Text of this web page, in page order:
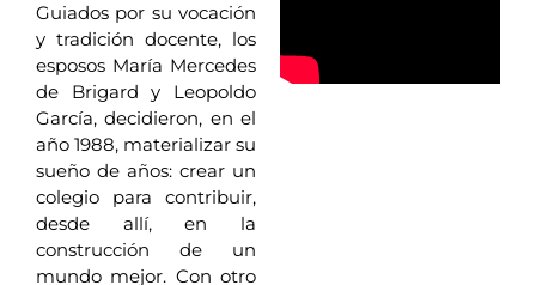
Guiados por su vocación
y tradición docente, los
esposos María Mercedes
de Brigard y Leopoldo
García, decidieron, en el
año 1988, materializar su
sueño de años: crear un
colegio para contribuir,
desde allí, en la
construcción de un
mundo mejor. Con otro